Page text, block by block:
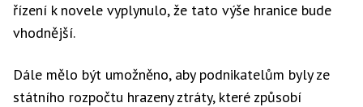
řízení k novele vyplynulo, že tato výše hranice bude
vhodnější.
Dále mělo být umožněno, aby podnikatelům byly ze
státního rozpočtu hrazeny ztráty, které způsobí